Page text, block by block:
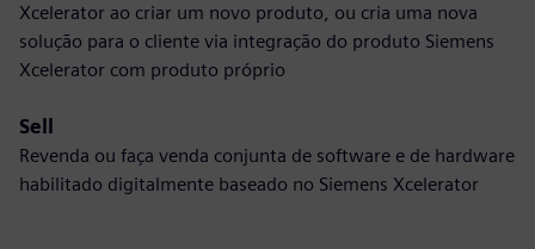
Xcelerator ao criar um novo produto, ou cria uma nova
solução para o cliente via integração do produto Siemens
Xcelerator com produto próprio
Sell
Revenda ou faça venda conjunta de software e de hardware
habilitado digitalmente baseado no Siemens Xcelerator